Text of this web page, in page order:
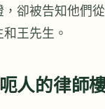
卻被告知他們
王先生。
人的律師